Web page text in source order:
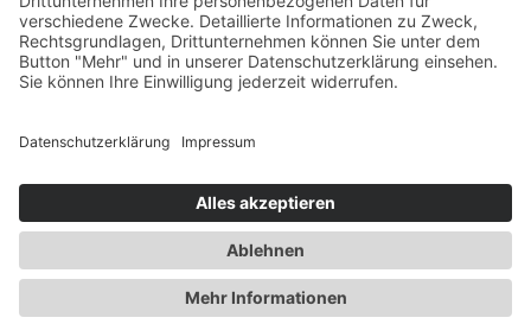
Gesundheit
Die Abnehmspritze und ihre Nebenwirkungen
Mit Ozempic mühelos zum Wunschgewicht? Lieber nicht